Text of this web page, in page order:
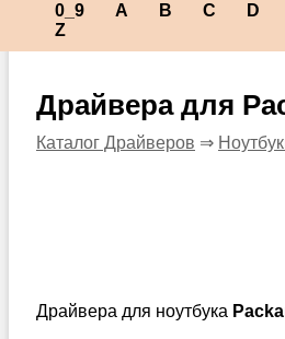
0_9 A B C D
Z
Драйвера для
Каталог Драйверов ⇒
Драйвера для ноутбука